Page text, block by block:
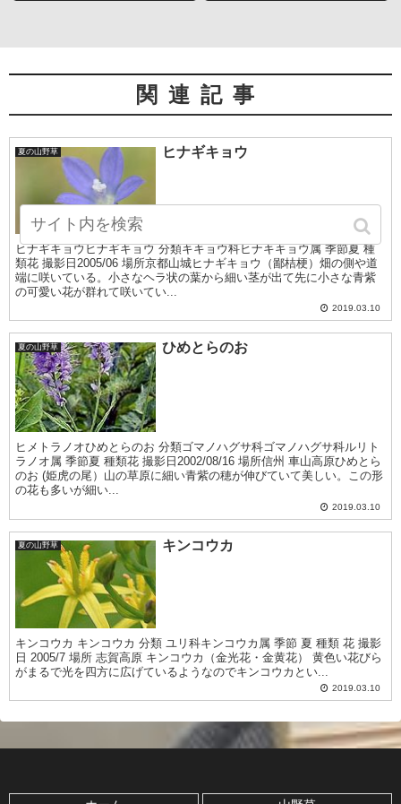
関連記事
夏の山野草 ヒナギキョウ
ヒナギキョウヒナギキョウ 分類キキョウ科ヒナキキョウ属 季節夏 種
類花 撮影日2005/06 場所京都山城ヒナギキョウ（鄙桔梗）畑の側や道
端に咲いている。小さなヘラ状の葉から細い茎が出て先に小さな青紫
の可愛い花が群れて咲いてい...
2019.03.10
夏の山野草 ひめとらのお
ヒメトラノオひめとらのお 分類ゴマノハグサ科ゴマノハグサ科ルリト
ラノオ属 季節夏 種類花 撮影日2002/08/16 場所信州 車山高原ひめとら
のお (姫虎の尾）山の草原に細い青紫の穂が伸びていて美しい。この形
の花も多いが細い...
2019.03.10
夏の山野草 キンコウカ
キンコウカ キンコウカ 分類 ユリ科キンコウカ属 季節 夏 種類 花 撮影
日 2005/7 場所 志賀高原 キンコウカ（金光花・金黄花） 黄色い花びら
がまるで光を四方に広げているようなのでキンコウカとい...
2019.03.10